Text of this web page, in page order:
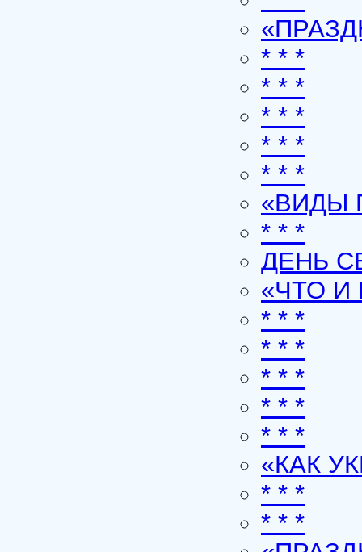
* * *
* * *
* * *
* * *
* * *
«ВИДЫ
* * *
ДЕНЬ
«ЧТО И
* * *
* * *
* * *
* * *
* * *
«КАК
* * *
* * *